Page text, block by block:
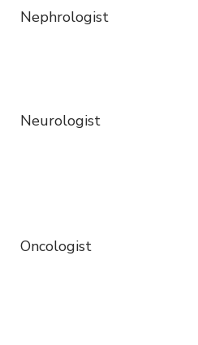
Nephrologist
Neurologist
Oncologist